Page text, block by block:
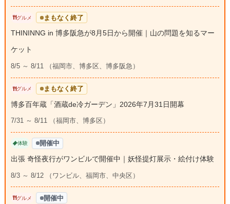
グルメ まもなく終了
THININNG in 博多阪急が8月5日から開催｜山の問題を知るマー
ケット
8/5 ～ 8/11 （福岡市、博多区、博多阪急）
グルメ まもなく終了
博多百年蔵「酒蔵de冷ガーデン」2026年7月31日開幕
7/31 ～ 8/11 （福岡市、博多区）
体験 開催中
出張 奇怪夜行がワンビルで開催中｜妖怪提灯展示・絵付け体験
8/3 ～ 8/12 （ワンビル、福岡市、中央区）
グルメ 開催中